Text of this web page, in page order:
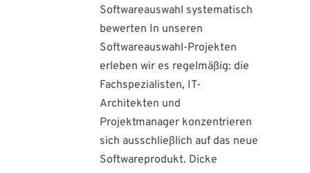
Softwareauswahl systematisch
bewerten In unseren
Softwareauswahl-Projekten
erleben wir es regelmäßig: die
Fachspezialisten, IT-
Architekten und
Projektmanager konzentrieren
sich ausschließlich auf das neue
Softwareprodukt. Dicke